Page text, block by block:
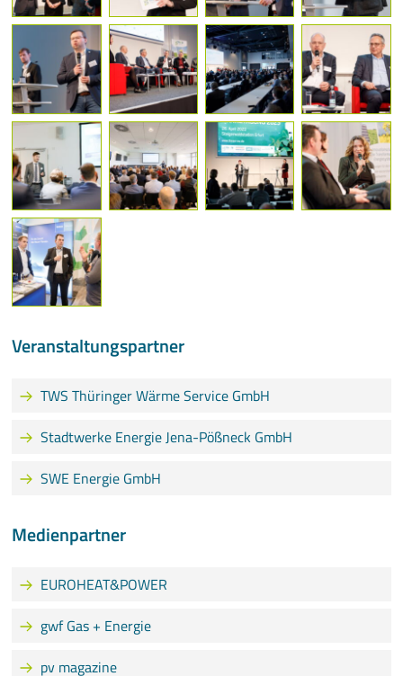
Veranstaltungspartner
TWS Thüringer Wärme Service GmbH
Stadtwerke Energie Jena-Pößneck GmbH
SWE Energie GmbH
Medienpartner
EUROHEAT&POWER
gwf Gas + Energie
pv magazine